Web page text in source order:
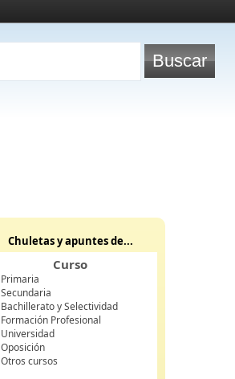
Chuletas y apuntes de...
Curso
Primaria
Secundaria
Bachillerato y Selectividad
Formación Profesional
Universidad
Oposición
Otros cursos